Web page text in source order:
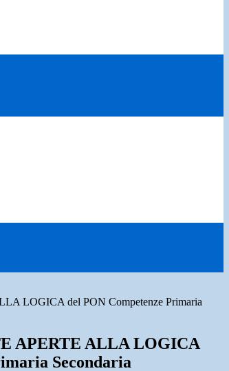
LOGICA del PON Competenze Primaria
APERTE ALLA LOGICA
Secondaria